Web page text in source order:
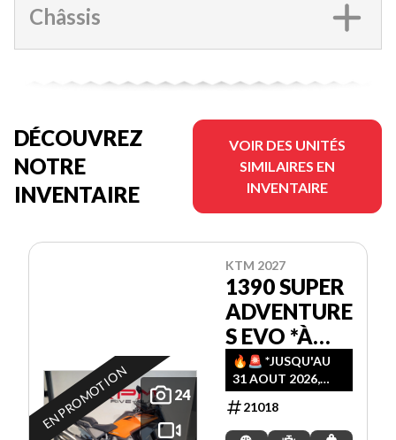
Châssis
DÉCOUVREZ
NOTRE
INVENTAIRE
VOIR DES UNITÉS
SIMILAIRES EN
INVENTAIRE
24
EN PROMOTION
KTM 2027
1390 SUPER
ADVENTURE
S EVO *À
PARTIR DE
3.99%
🔥🚨️ *JUSQU'AU
31 AOUT 2026,
PROFITEZ D' UN
PLAN DE
FINANCEMENT AU
21018